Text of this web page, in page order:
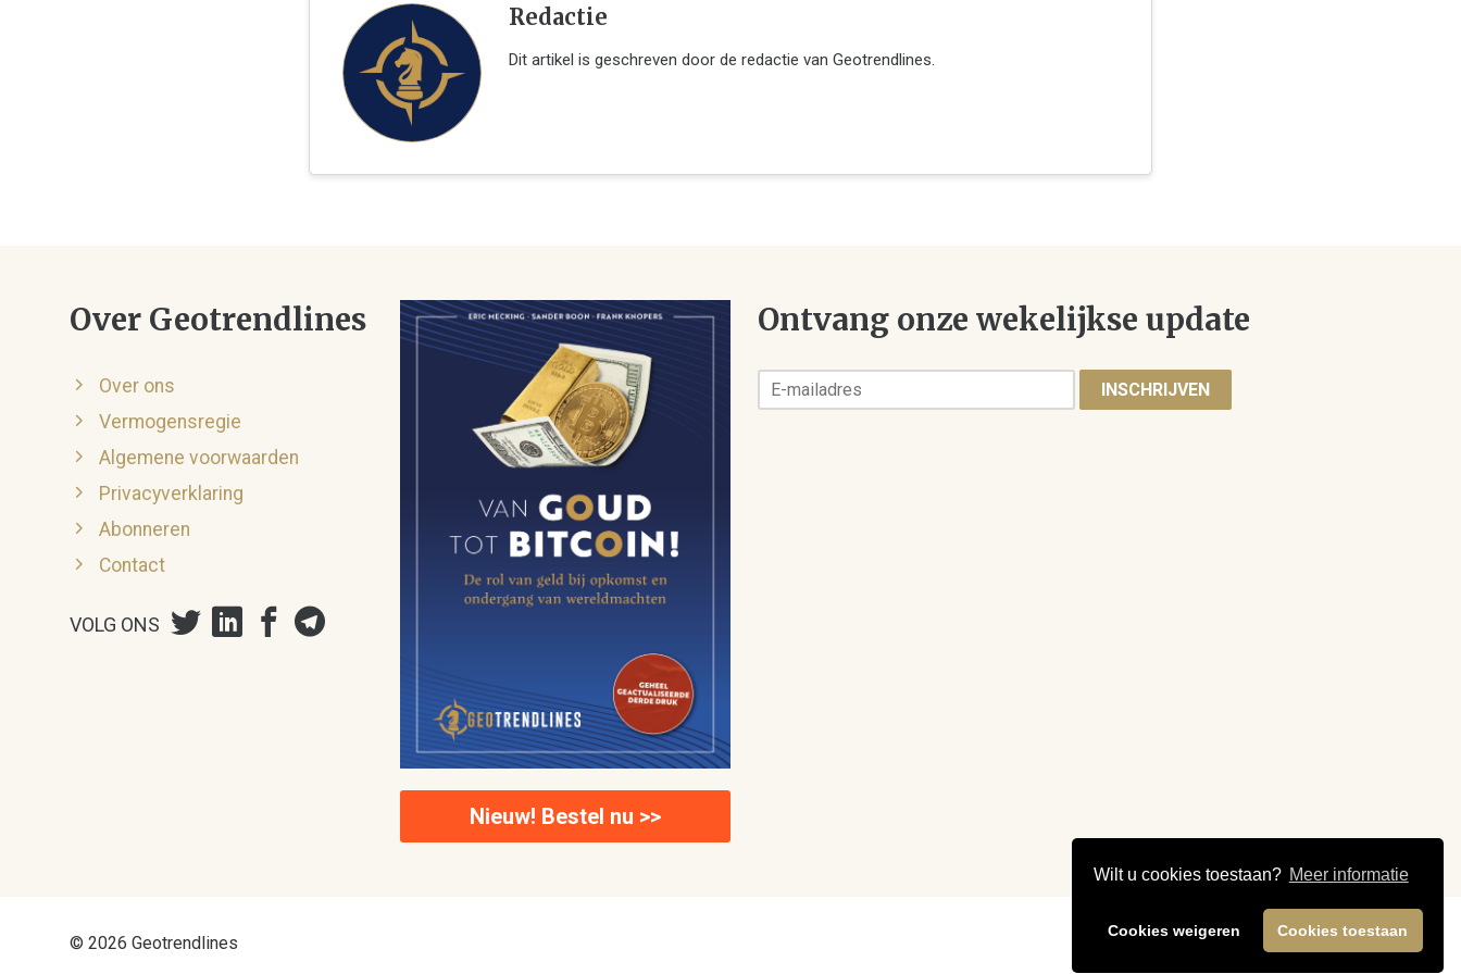
Wilt u cookies toestaan? Meer informatie
Cookies weigeren Cookies toestaan
Redactie
Dit artikel is geschreven door de redactie van Geotrendlines.
Over Geotrendlines
Over ons
Vermogensregie
Algemene voorwaarden
Privacyverklaring
Abonneren
Contact
VOLG ONS
Nieuw! Bestel nu >>
Ontvang onze wekelijkse update
INSCHRIJVEN
© 2026 Geotrendlines